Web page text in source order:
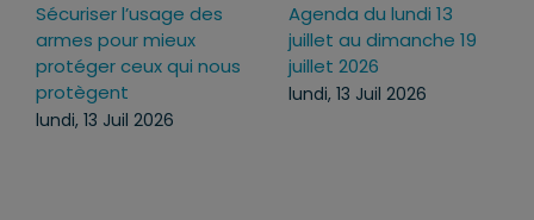
Sécuriser l’usage des
armes pour mieux
protéger ceux qui nous
protègent
lundi, 13 Juil 2026
Agenda du lundi 13
juillet au dimanche 19
juillet 2026
lundi, 13 Juil 2026